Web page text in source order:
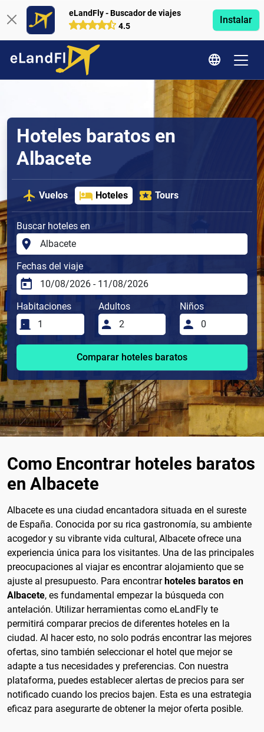
eLandFly - Buscador de viajes
4.5
Instalar
Hoteles baratos en
Albacete
Vuelos Hoteles Tours
Buscar hoteles en
Fechas del viaje
Habitaciones Adultos Niños
Comparar hoteles baratos
Como Encontrar hoteles baratos
en Albacete
Albacete es una ciudad encantadora situada en el sureste
de España. Conocida por su rica gastronomía, su ambiente
acogedor y su vibrante vida cultural, Albacete ofrece una
experiencia única para los visitantes. Una de las principales
preocupaciones al viajar es encontrar alojamiento que se
ajuste al presupuesto. Para encontrar hoteles baratos en
Albacete, es fundamental empezar la búsqueda con
antelación. Utilizar herramientas como eLandFly te
permitirá comparar precios de diferentes hoteles en la
ciudad. Al hacer esto, no solo podrás encontrar las mejores
ofertas, sino también seleccionar el hotel que mejor se
adapte a tus necesidades y preferencias. Con nuestra
plataforma, puedes establecer alertas de precios para ser
notificado cuando los precios bajen. Esta es una estrategia
eficaz para asegurarte de obtener la mejor oferta posible.